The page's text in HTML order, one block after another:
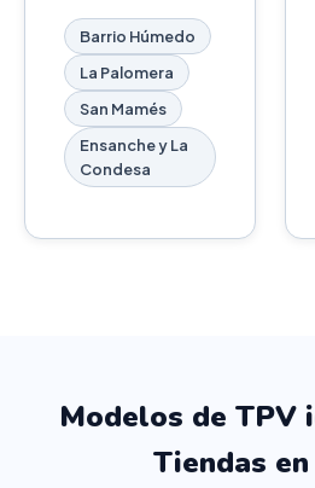
Barrio Húmedo
La Palomera
San Mamés
Ensanche y La
Condesa
Modelos de TPV
Tiendas